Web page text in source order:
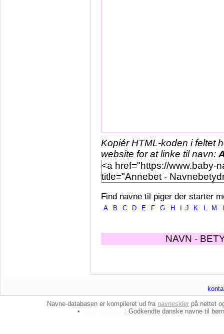
Kopiér HTML-koden i feltet
website for at linke til navn:
Find navne til piger der starter
A B C D E F G H J K L M
NAVN -
Navne-databasen er kompileret ud fra navnesider på nettet
•
: Godkendte danske navne til børn